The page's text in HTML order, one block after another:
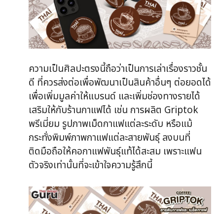
ความเป็นศิลปะตรงนี้ถือว่าเป็นการเล่าเรื่องราวชั้น
ดี ที่ควรส่งต่อเพื่อพัฒนาเป็นสินค้าอื่นๆ ต่อยอดได้
เพื่อเพิ่มมูลค่าให้แบรนด์ และเพิ่มช่องทางรายได้
เสริมให้กับร้านกาแฟได้ เช่น การผลิต Griptok
พรีเมี่ยม รูปภาพเม็ดกาแฟแต่ละระดับ หรือแม้
กระทั่งพิมพ์ภาพกาแฟแต่ละสายพันธุ์ ลงบนที่
ติดมือถือให้คอกาแฟพันธุ์แท้ได้สะสม เพราะแฟน
ตัวจริงเท่านั้นที่จะเข้าใจความรู้สึกนี้